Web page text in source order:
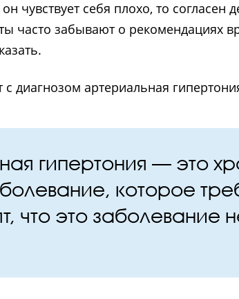
чувствует себя плохо, то
часто забывают о рекомендациях
диагнозом артериальная
гипертония — это
которое
что это заболевание